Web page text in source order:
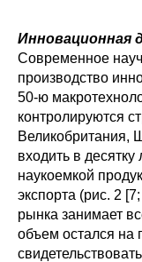
Инновационная
Современное
производство
50-ю
контролируются
Великобритания,
входить в
наукоемкой
экспорта (рис. 2
рынка занимает
объем остался на